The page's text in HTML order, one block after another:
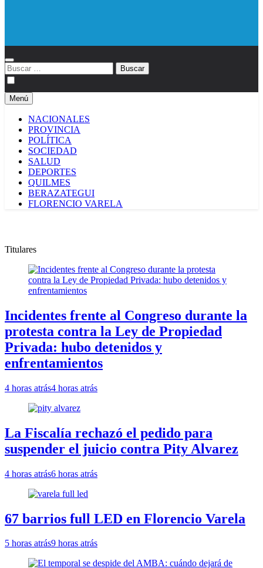
Buscar:
Menú
NACIONALES
PROVINCIA
POLÍTICA
SOCIEDAD
SALUD
DEPORTES
QUILMES
BERAZATEGUI
FLORENCIO VARELA
Titulares
Incidentes frente al Congreso durante la
protesta contra la Ley de Propiedad
Privada: hubo detenidos y
enfrentamientos
4 horas atrás4 horas atrás
La Fiscalía rechazó el pedido para
suspender el juicio contra Pity Alvarez
4 horas atrás6 horas atrás
67 barrios full LED en Florencio Varela
5 horas atrás9 horas atrás